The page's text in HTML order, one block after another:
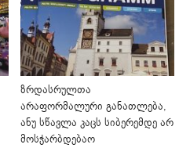
ზრდასრულთა
არაფორმალური განათლება,
ანუ სწავლა კაცს სიბერემდე არ
მოსჭარბდებაო